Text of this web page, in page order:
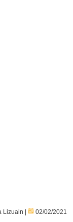
Lizuain | 02/02/2021